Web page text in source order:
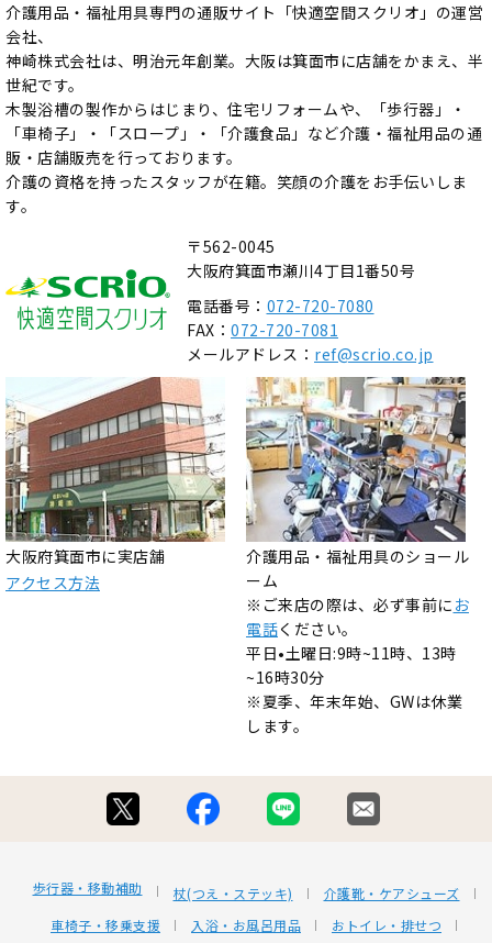
介護用品・福祉用具専門の通販サイト「快適空間スクリオ」の運営
会社、
神崎株式会社は、明治元年創業。大阪は箕面市に店舗をかまえ、半
世紀です。
木製浴槽の製作からはじまり、住宅リフォームや、「歩行器」・
「車椅子」・「スロープ」・「介護食品」など介護・福祉用品の通
販・店舗販売を行っております。
介護の資格を持ったスタッフが在籍。笑顔の介護をお手伝いしま
す。
〒562-0045
大阪府箕面市瀬川4丁目1番50号
電話番号： 072-720-7080
FAX： 072-720-7081
メールアドレス： ref@scrio.co.jp
大阪府箕面市に実店舗
アクセス方法
介護用品・福祉用具のショール
ーム
※ご来店の際は、必ず事前に お
電話ください。
平日•土曜日:9時~11時、13時
~16時30分
※夏季、年末年始、GWは休業
します。
歩行器・移動補助 杖(つえ・ステッキ)
介護靴・ケアシューズ
車椅子・移乗支援
入浴・お風呂用品 おトイレ・排せつ